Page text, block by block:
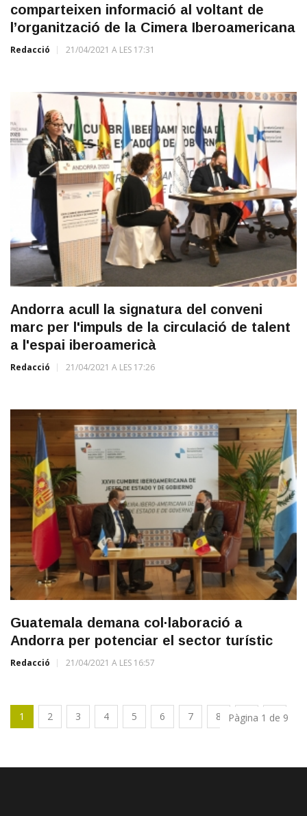
comparteixen informació al voltant de
l’organització de la Cimera Iberoamericana
Redacció 21/04/2021 A LES 17:31
Andorra acull la signatura del conveni
marc per l'impuls de la circulació de talent
a l'espai iberoamericà
Redacció 21/04/2021 A LES 17:26
Guatemala demana col·laboració a
Andorra per potenciar el sector turístic
Redacció 21/04/2021 A LES 16:57
1 2 3 4 5 6 7 8 9
Pàgina 1 de 9